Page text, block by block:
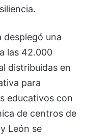
desplegó una
las 42.000
distribuidas en
para
educativos con
de centros de
León se